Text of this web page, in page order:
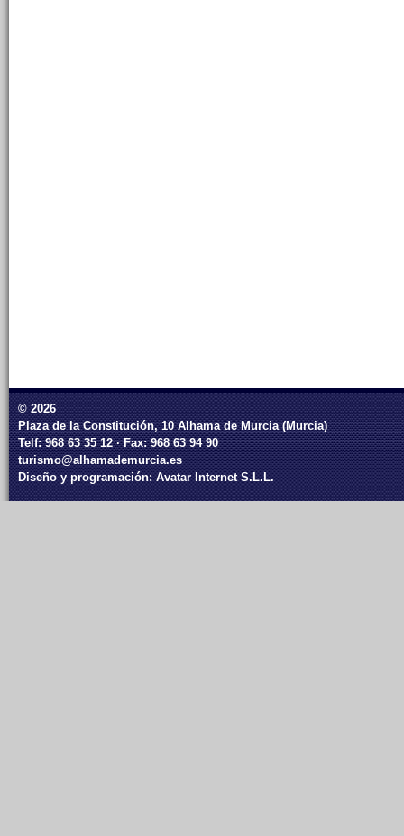
© 2026
Plaza de la Constitución, 10 Alhama de Murcia (Murcia)
Telf: 968 63 35 12 · Fax: 968 63 94 90
turismo@alhamademurcia.es
Diseño y programación:Avatar Internet S.L.L.